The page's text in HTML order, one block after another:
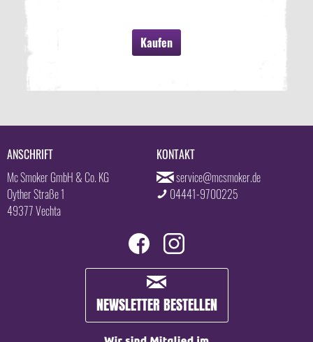
Kaufen
ANSCHRIFT
Mc Smoker GmbH & Co. KG
Oyther Straße 1
49377 Vechta
KONTAKT
service@mcsmoker.de
04441-9700225
NEWSLETTER BESTELLEN